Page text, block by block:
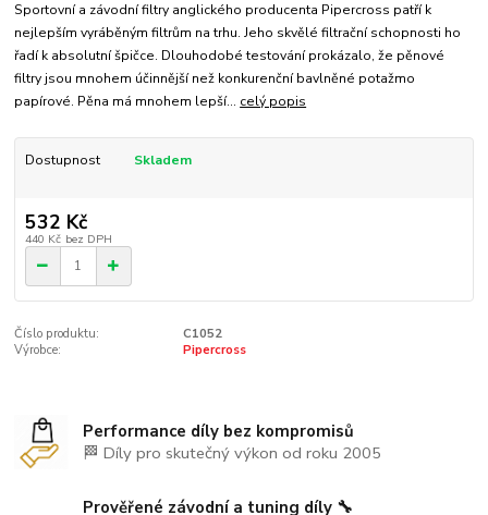
Sportovní a závodní filtry anglického producenta Pipercross patří k
nejlepším vyráběným filtrům na trhu. Jeho skvělé filtrační schopnosti ho
řadí k absolutní špičce. Dlouhodobé testování prokázalo, že pěnové
filtry jsou mnohem účinnější než konkurenční bavlněné potažmo
papírové. Pěna má mnohem lepší... celý popis
Dostupnost Skladem
532 Kč
440 Kč bez DPH
Číslo produktu:
C1052
Výrobce:
Pipercross
Performance díly bez kompromisů
🏁 Díly pro skutečný výkon od roku 2005
Prověřené závodní a tuning díly 🔧